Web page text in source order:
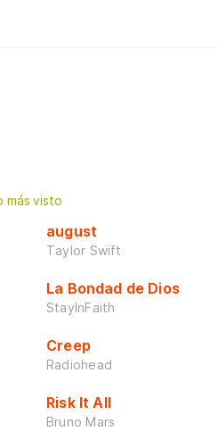
más visto
august
Taylor Swift
La Bondad de Dios
StayInFaith
Creep
Radiohead
Risk It All
Bruno Mars